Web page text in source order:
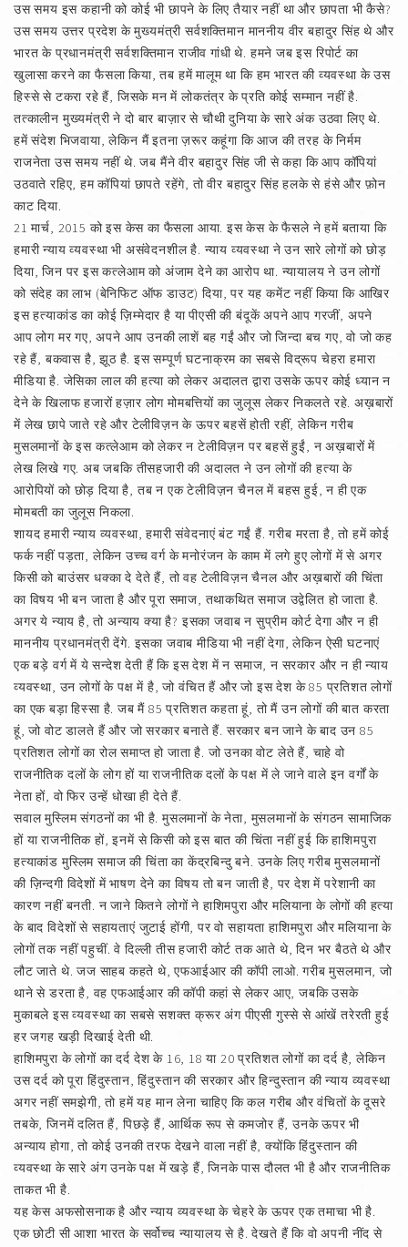
उस समय इस कहानी को कोई भी छापने के लिए तैयार नहीं था और छापता भी कैसे?
उस समय उत्तर प्रदेश के मुख्यमंत्री सर्वशक्तिमान माननीय वीर बहादुर सिंह थे और
भारत के प्रधानमंत्री सर्वशक्तिमान राजीव गांधी थे. हमने जब इस रिपोर्ट का
खुलासा करने का फैसला किया, तब हमें मालूम था कि हम भारत की व्यवस्था के उस
हिस्से से टकरा रहे हैं, जिसके मन में लोकतंत्र के प्रति कोई सम्मान नहीं है.
तत्कालीन मुख्यमंत्री ने दो बार बाज़ार से चौथी दुनिया के सारे अंक उठवा लिए थे.
हमें संदेश भिजवाया, लेकिन मैं इतना ज़रूर कहूंगा कि आज की तरह के निर्मम
राजनेता उस समय नहीं थे. जब मैंने वीर बहादुर सिंह जी से कहा कि आप कॉपियां
उठवाते रहिए, हम कॉपियां छापते रहेंगे, तो वीर बहादुर सिंह हलके से हंसे और फ़ोन
काट दिया.
21 मार्च, 2015 को इस केस का फैसला आया. इस केस के फैसले ने हमें बताया कि
हमारी न्याय व्यवस्था भी असंवेदनशील है. न्याय व्यवस्था ने उन सारे लोगों को छोड़
दिया, जिन पर इस कत्लेआम को अंजाम देने का आरोप था. न्यायालय ने उन लोगों
को संदेह का लाभ (बेनिफिट ऑफ डाउट) दिया, पर यह कमेंट नहीं किया कि आखिर
इस हत्याकांड का कोई ज़िम्मेदार है या पीएसी की बंदूकें अपने आप गरजीं, अपने
आप लोग मर गए, अपने आप उनकी लाशें बह गईं और जो जिन्दा बच गए, वो जो कह
रहे हैं, बकवास है, झूठ है. इस सम्पूर्ण घटनाक्रम का सबसे विद्रूप चेहरा हमारा
मीडिया है. जेसिका लाल की हत्या को लेकर अदालत द्वारा उसके ऊपर कोई ध्यान न
देने के खिलाफ हजारों हज़ार लोग मोमबत्तियों का जुलूस लेकर निकलते रहे. अख़बारों
में लेख छापे जाते रहे और टेलीविज़न के ऊपर बहसें होती रहीं, लेकिन गरीब
मुसलमानों के इस कत्लेआम को लेकर न टेलीविज़न पर बहसें हुईं, न अख़बारों में
लेख लिखे गए. अब जबकि तीसहजारी की अदालत ने उन लोगों की हत्या के
आरोपियों को छोड़ दिया है, तब न एक टेलीविज़न चैनल में बहस हुई, न ही एक
मोमबती का जुलूस निकला.
शायद हमारी न्याय व्यवस्था, हमारी संवेदनाएं बंट गईं हैं. गरीब मरता है, तो हमें कोई
फर्क नहीं पड़ता, लेकिन उच्च वर्ग के मनोरंजन के काम में लगे हुए लोगों में से अगर
किसी को बाउंसर धक्का दे देते हैं, तो वह टेलीविज़न चैनल और अख़बारों की चिंता
का विषय भी बन जाता है और पूरा समाज, तथाकथित समाज उद्वेलित हो जाता है.
अगर ये न्याय है, तो अन्याय क्या है? इसका जवाब न सुप्रीम कोर्ट देगा और न ही
माननीय प्रधानमंत्री देंगे. इसका जवाब मीडिया भी नहीं देगा, लेकिन ऐसी घटनाएं
एक बड़े वर्ग में ये सन्देश देती हैं कि इस देश में न समाज, न सरकार और न ही न्याय
व्यवस्था, उन लोगों के पक्ष में है, जो वंचित हैं और जो इस देश के 85 प्रतिशत लोगों
का एक बड़ा हिस्सा है. जब मैं 85 प्रतिशत कहता हूं, तो मैं उन लोगों की बात करता
हूं, जो वोट डालते हैं और जो सरकार बनाते हैं. सरकार बन जाने के बाद उन 85
प्रतिशत लोगों का रोल समाप्त हो जाता है. जो उनका वोट लेते हैं, चाहे वो
राजनीतिक दलों के लोग हों या राजनीतिक दलों के पक्ष में ले जाने वाले इन वर्गों के
नेता हों, वो फिर उन्हें धोखा ही देते हैं.
सवाल मुस्लिम संगठनों का भी है. मुसलमानों के नेता, मुसलमानों के संगठन सामाजिक
हों या राजनीतिक हों, इनमें से किसी को इस बात की चिंता नहीं हुई कि हाशिमपुरा
हत्याकांड मुस्लिम समाज की चिंता का केंद्रबिन्दु बने. उनके लिए गरीब मुसलमानों
की ज़िन्दगी विदेशों में भाषण देने का विषय तो बन जाती है, पर देश में परेशानी का
कारण नहीं बनती. न जाने कितने लोगों ने हाशिमपुरा और मलियाना के लोगों की हत्या
के बाद विदेशों से सहायताएं जुटाई होंगी, पर वो सहायता हाशिमपुरा और मलियाना के
लोगों तक नहीं पहुचीं. वे दिल्ली तीस हजारी कोर्ट तक आते थे, दिन भर बैठते थे और
लौट जाते थे. जज साहब कहते थे, एफआईआर की कॉपी लाओ. गरीब मुसलमान, जो
थाने से डरता है, वह एफआईआर की कॉपी कहां से लेकर आए, जबकि उसके
मुकाबले इस व्यवस्था का सबसे सशक्त क्रूर अंग पीएसी गुस्से से आंखें तरेरती हुई
हर जगह खड़ी दिखाई देती थी.
हाशिमपुरा के लोगों का दर्द देश के 16, 18 या 20 प्रतिशत लोगों का दर्द है, लेकिन
उस दर्द को पूरा हिंदुस्तान, हिंदुस्तान की सरकार और हिन्दुस्तान की न्याय व्यवस्था
अगर नहीं समझेगी, तो हमें यह मान लेना चाहिए कि कल गरीब और वंचितों के दूसरे
तबके, जिनमें दलित हैं, पिछड़े हैं, आर्थिक रूप से कमजोर हैं, उनके ऊपर भी
अन्याय होगा, तो कोई उनकी तरफ देखने वाला नहीं है, क्योंकि हिंदुस्तान की
व्यवस्था के सारे अंग उनके पक्ष में खड़े हैं, जिनके पास दौलत भी है और राजनीतिक
ताकत भी है.
यह केस अफसोसनाक है और न्याय व्यवस्था के चेहरे के ऊपर एक तमाचा भी है.
एक छोटी सी आशा भारत के सर्वोच्च न्यायालय से है. देखते हैं कि वो अपनी नींद से